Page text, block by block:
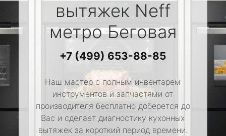
вытяжек Neff
метро Беговая
+7 (499) 653-88-85
Наш мастер с полным инвентарем
инструментов и запчастями от
производителя бесплатно доберется до
Вас и сделает диагностику кухонных
вытяжек за короткий период времени.